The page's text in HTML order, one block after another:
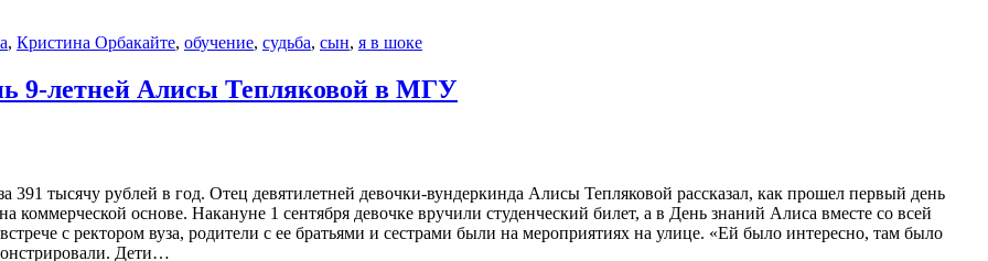
, Кристина Орбакайте, обучение, судьба, сын, я в шоке
9-летней Алисы Тепляковой в МГУ
391 тысячу рублей в год. Отец девятилетней девочки-вундеркинда Алисы Тепляковой рассказал, как прошел первый день
коммерческой основе. Накануне 1 сентября девочке вручили студенческий билет, а в День знаний Алиса вместе со всей
с ректором вуза, родители с ее братьями и сестрами были на мероприятиях на улице. «Ей было интересно, там было
Дети…